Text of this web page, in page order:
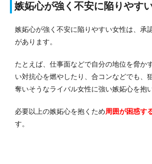
嫉妬心が強く不安に陥りやす
嫉妬心が強く不安に陥りやすい女性は、承
があります。
たとえば、仕事面などで自分の地位を脅か
い対抗心を燃やしたり、合コンなどでも、
奪いそうなライバル女性に強い嫉妬心を抱
必要以上の嫉妬心を抱くため周囲が困惑す
す。